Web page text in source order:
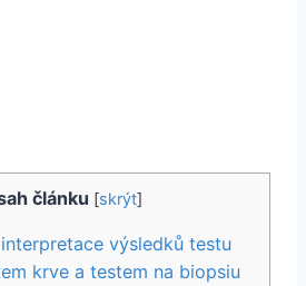
článku [skrýt]
výsledků testu
krve a testem na biopsiu